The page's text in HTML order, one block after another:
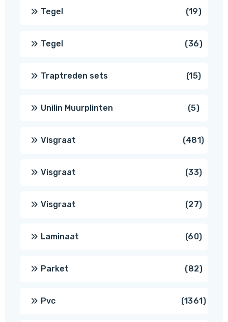
Tegel 1919
Tegel 3636
Traptreden sets 1515
Unilin Muurplinten 55
Visgraat 481481
Visgraat 3333
Visgraat 2727
Laminaat 6060
Parket 8282
Pvc 13611361